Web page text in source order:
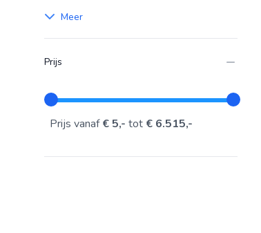
Meer
Prijs
Prijs vanaf€ 5,- tot € 6.515,-